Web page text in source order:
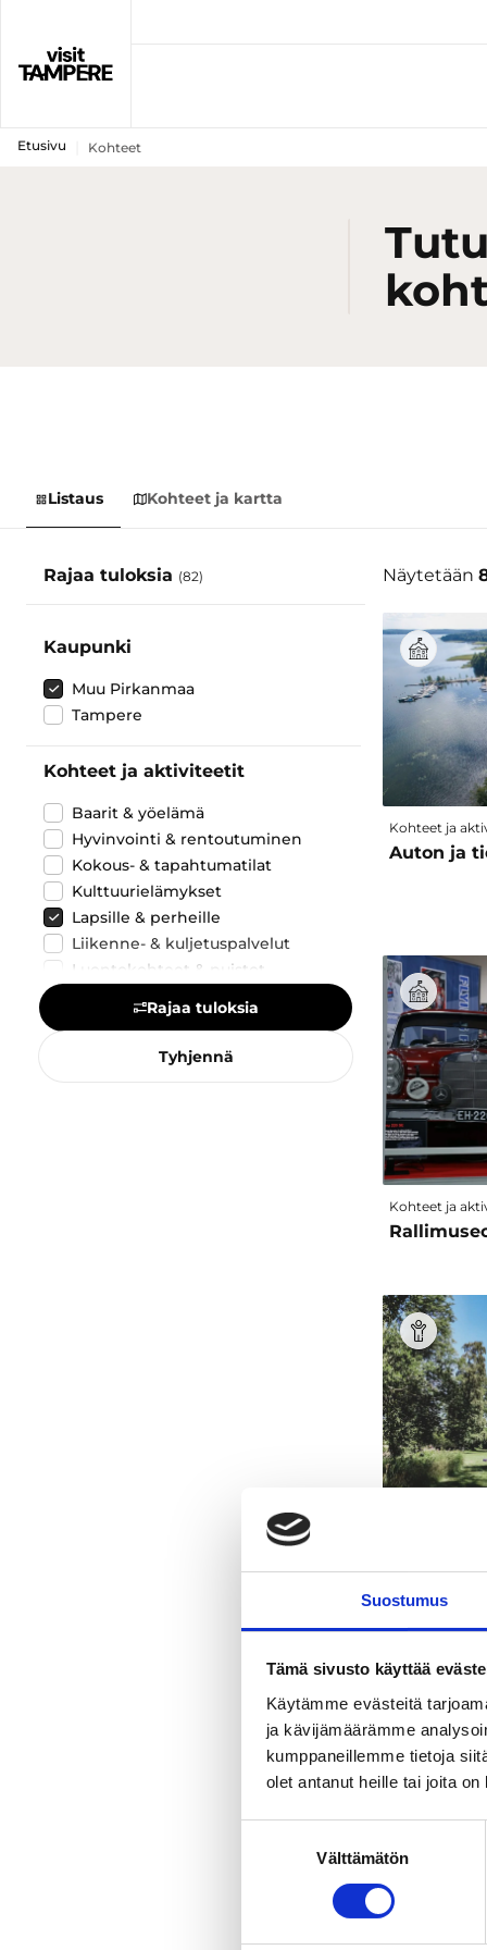
Suostumus
Tämä sivusto käyttää
Käytämme evästeitä
ja kävijämäärämme
kumppaneillemme tietoja
olet antanut heille tai joita
Välttämätön
Etusivu Kohteet
Listaus Kohteet ja kartta
Rajaa tuloksia (82)
Kaupunki
Muu Pirkanmaa
Tampere
Kohteet ja aktiviteetit
Baarit & yöelämä
Hyvinvointi & rentoutuminen
Kokous- & tapahtumatilat
Kulttuurielämykset
Lapsille & perheille
Liikenne- & kuljetuspalvelut
Luontokohteet & puistot
Museot & galleriat
Kohteella on Sustainable Travel
Rajaa tuloksia
Tyhjennä
Näytetään
Kohteet ja
Auton ja
Kohteet ja
Kohteet ja
Aron ranta